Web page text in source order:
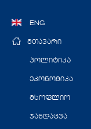
ENG
მთავარი
პოლიტიკა
ეკონომიკა
მსოფლიო
ჯანდაცვა